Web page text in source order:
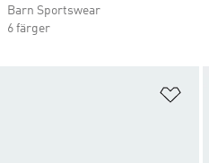
Barn Sportswear
6 färger